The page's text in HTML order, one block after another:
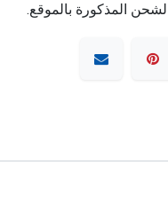
المذكورة بالموقع.